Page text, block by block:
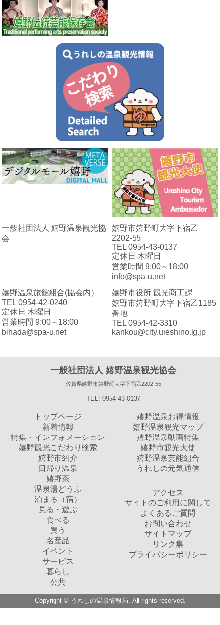
一般社団法人 嬉野温泉観光協
会
嬉野市嬉野町大字下宿乙
2202-55
TEL 0954-43-0137
定休日 木曜日
営業時間 9:00～18:00
info@spa-u.net
嬉野温泉旅館組合(協会内）
TEL 0954-42-0240
定休日 木曜日
営業時間 9:00～18:00
bihada@spa-u.net
嬉野市役所 観光商工課
嬉野市嬉野町大字下宿乙1185
番地
TEL 0954-42-3310
kankou@city.ureshino.lg.jp
一般社団法人 嬉野温泉観光協会
佐賀県嬉野市嬉野町大字下宿乙2202-55
TEL: 0954-43-0137
トップページ
新着情報
特集・インフォメーション
嬉野観光こだわり検索
嬉野市紹介
日帰り温泉
嬉野茶
温泉湯どうふ
泊まる（宿）
見る・遊ぶ
食べる
買う
名産品
イベント
サービス
暮らし
公共
嬉野温泉お得情報
嬉野温泉観光マップ
嬉野温泉動画特集
嬉野市観光大使
嬉野温泉芸能組合
うれしの元気通信
アクセス
サイトのご利用に関して
よくあるご質問
お問い合わせ
サイトマップ
リンク集
プライバシーポリシー
Copyright © うれしの温泉情報局. All rights reserved.